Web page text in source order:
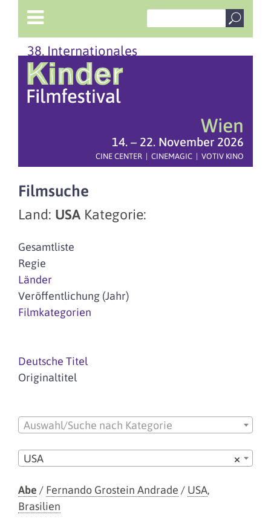
38. Internationales
Wien
14. – 22. November 2026
CINE CENTER | CINEMAGIC | VOTIV KINO
Filmsuche
Land: USA Kategorie:
Gesamtliste
Regie
Länder
Veröffentlichung (Jahr)
Filmkategorien
Deutsche Titel
Originaltitel
Auswahl/Suche nach Kategorie
×
USA
Abe / Fernando Grostein Andrade / USA,
Brasilien